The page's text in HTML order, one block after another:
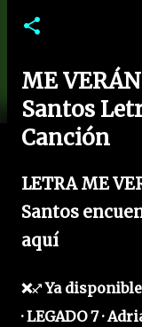
ME VERÁN
Santos
Canción
LETRA ME
Santos
aquí
❌♐ Ya
· LEGADO 7 ·